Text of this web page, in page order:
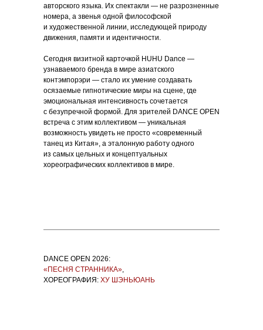
авторского языка. Их спектакли — не разрозненные
номера, а звенья одной философской
и художественной линии, исследующей природу
движения, памяти и идентичности.
Сегодня визитной карточкой HUHU Dance —
узнаваемого бренда в мире азиатского
контэмпорэри — стало их умение создавать
осязаемые гипнотические миры на сцене, где
эмоциональная интенсивность сочетается
с безупречной формой. Для зрителей DANCE OPEN
встреча с этим коллективом — уникальная
возможность увидеть не просто «современный
танец из Китая», а эталонную работу одного
из самых цельных и концептуальных
хореографических коллективов в мире.
DANCE OPEN 2026:
«ПЕСНЯ СТРАННИКА»,
ХОРЕОГРАФИЯ: ХУ ШЭНЬЮАНЬ